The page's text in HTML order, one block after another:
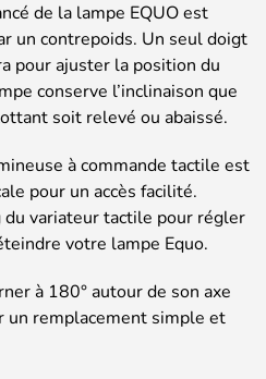
de la lampe EQUO est
un contrepoids. Un seul doigt
pour ajuster la position du
conserve l’inclinaison que
soit relevé ou abaissé.
à commande tactile est
pour un accès facilité.
variateur tactile pour régler
votre lampe Equo.
à 180° autour de son axe
un remplacement simple et